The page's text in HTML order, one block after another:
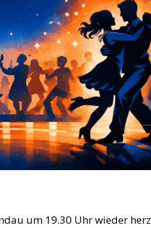
um 19.30 Uhr wieder